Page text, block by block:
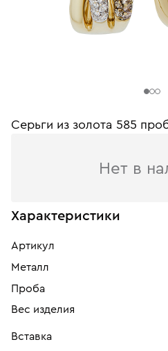
Серьги из золота 585
Нет в
Характеристики
Артикул
Металл
Проба
Вес изделия
Вставка